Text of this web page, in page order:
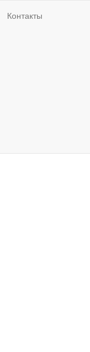
Контакты